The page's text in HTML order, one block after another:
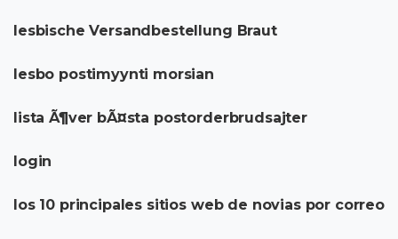
lesbische Versandbestellung Braut
lesbo postimyynti morsian
lista Ã¶ver bÃ¤sta postorderbrudsajter
login
los 10 principales sitios web de novias por correo